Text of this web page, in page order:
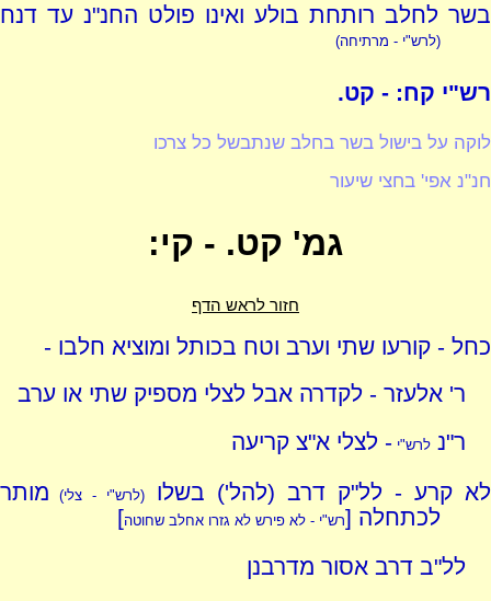
בשר לחלב רותחת בולע ואינו פולט החנ"נ עד דנח
(לרש"י - מרתיחה)
רש"י קח: - קט.
לוקה על בישול בשר בחלב שנתבשל כל צרכו
חנ"נ אפי' בחצי שיעור
גמ' קט. - קי:
חזור לראש הדף
כחל - קורעו שתי וערב וטח בכותל ומוציא חלבו -
ר' אלעזר - לקדרה אבל לצלי מספיק שתי או ערב
ר"נלרש"י - לצלי א"צ קריעה
לא קרע - לל"ק דרב (להל') בשלו
(לרש"י - צלי) מותר
לכתחלה [רש"י - לא פירש לא גזרו אחלב שחוטה]
לל"ב דרב אסור מדרבנן